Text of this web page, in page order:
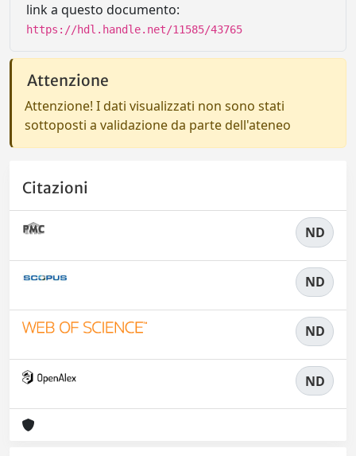
link a questo documento:
https://hdl.handle.net/11585/43765
Attenzione
Attenzione! I dati visualizzati non sono stati
sottoposti a validazione da parte dell'ateneo
Citazioni
ND
ND
ND
ND